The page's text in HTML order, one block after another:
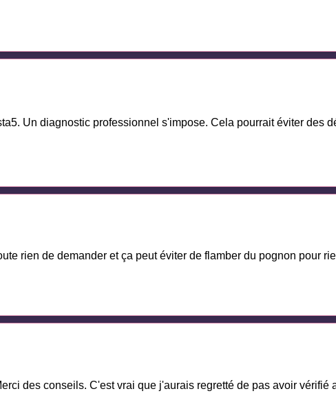
Un diagnostic professionnel s'impose. Cela pourrait éviter des
rien de demander et ça peut éviter de flamber du pognon pour
des conseils. C'est vrai que j'aurais regretté de pas avoir vérifié